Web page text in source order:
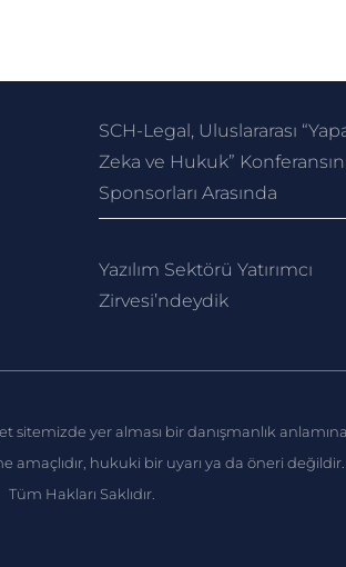
SCH-Legal, Uluslararası
Zeka ve Hukuk”
Sponsorları Arasında
Yazılım Sektörü Yatırımcı
Zirvesi’ndeydik
sitemizde yer alması bir danışmanlık
amaçlıdır, hukuki bir uyarı ya da öneri değildir.
Tüm Hakları Saklıdır.